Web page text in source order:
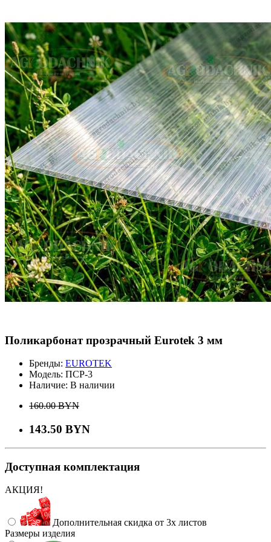
Поликарбонат прозрачный Eurotek 3 мм
Бренды: EUROTEK
Модель: ПСР-3
Наличие: В наличии
160.00 BYN
143.50 BYN
Доступная комплектация
АКЦИЯ!
Дополнительная скидка от 3х листов
Размеры изделия